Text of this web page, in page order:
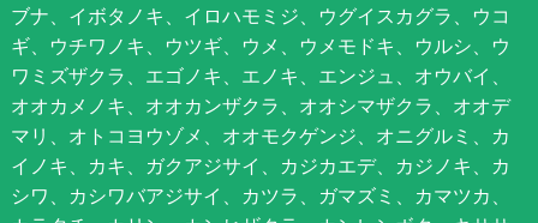
ブナ、イボタノキ、イロハモミジ、ウグイスカグラ、ウコ
ギ、ウチワノキ、ウツギ、ウメ、ウメモドキ、ウルシ、ウ
ワミズザクラ、エゴノキ、エノキ、エンジュ、オウバイ、
オオカメノキ、オオカンザクラ、オオシマザクラ、オオデ
マリ、オトコヨウゾメ、オオモクゲンジ、オニグルミ、カ
イノキ、カキ、ガクアジサイ、カジカエデ、カジノキ、カ
シワ、カシワバアジサイ、カツラ、ガマズミ、カマツカ、